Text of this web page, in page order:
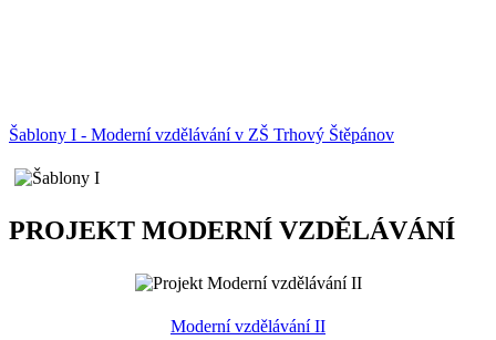
Šablony I - Moderní vzdělávání v ZŠ Trhový Štěpánov
PROJEKT MODERNÍ VZDĚLÁVÁNÍ
Moderní vzdělávání II